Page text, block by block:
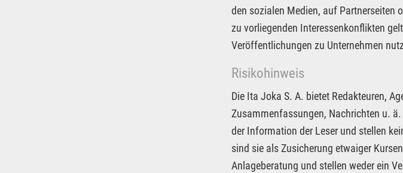
den sozialen Medien, auf Partnerseiten
zu vorliegenden Interessenkonflikten
Veröffentlichungen zu Unternehmen
Risikohinweis
Die Ita Joka S. A. bietet Redakteuren,
Zusammenfassungen, Nachrichten u.
der Information der Leser und stellen
sind sie als Zusicherung etwaiger
Anlageberatung und stellen weder ein